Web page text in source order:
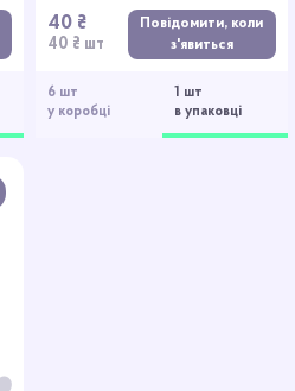
6 шт
у коробці
1 шт
в упаковці
40 ₴
40 ₴ шт
Повідомити, коли
з'явиться